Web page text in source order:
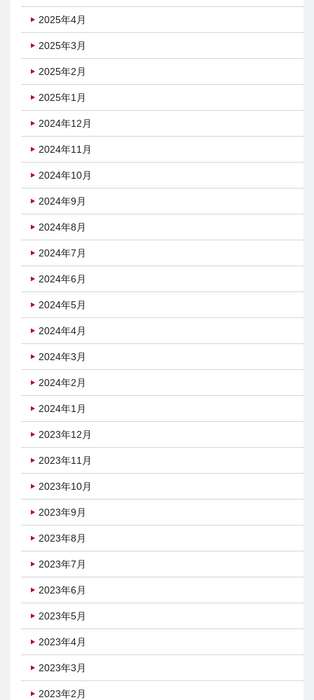
2025年4月
2025年3月
2025年2月
2025年1月
2024年12月
2024年11月
2024年10月
2024年9月
2024年8月
2024年7月
2024年6月
2024年5月
2024年4月
2024年3月
2024年2月
2024年1月
2023年12月
2023年11月
2023年10月
2023年9月
2023年8月
2023年7月
2023年6月
2023年5月
2023年4月
2023年3月
2023年2月